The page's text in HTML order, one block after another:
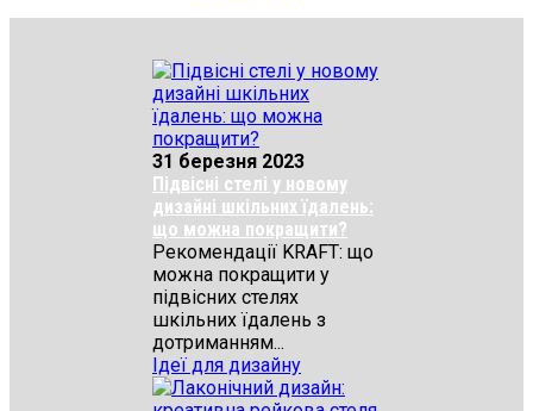
31 березня 2023
Підвісні стелі у новому
дизайні шкільних їдалень:
що можна покращити?
Рекомендації KRAFT: що
можна покращити у
підвісних стелях
шкільних їдалень з
дотриманням...
Ідеї для дизайну